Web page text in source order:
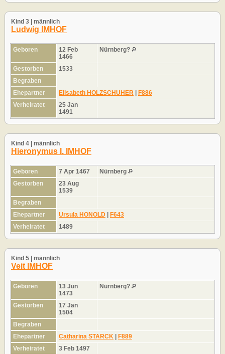
Kind 3 | männlich
Ludwig IMHOF
Geboren
12 Feb
1466
Nürnberg?
Gestorben
1533
Begraben
Ehepartner
Elisabeth HOLZSCHUHER | F886
Verheiratet
25 Jan
1491
Kind 4 | männlich
Hieronymus I. IMHOF
Geboren 7 Apr 1467
Nürnberg
Gestorben
23 Aug
1539
Begraben
Ehepartner
Ursula HONOLD | F643
Verheiratet
1489
Kind 5 | männlich
Veit IMHOF
Geboren
13 Jun
1473
Nürnberg?
Gestorben
17 Jan
1504
Begraben
Ehepartner
Catharina STARCK | F889
Verheiratet
3 Feb 1497